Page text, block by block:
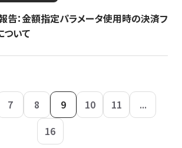
告：金額指定パラメータ使用時の決済フ
ついて
7 8 9 10 11
...
16